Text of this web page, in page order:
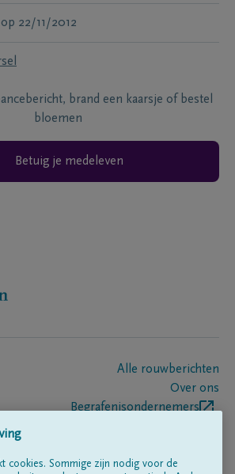
op 22/11/2012
brand een kaarsje of bestel
bloemen
Betuig je medeleven
Alle rouwberichten
Over ons
Begrafenisondernemers
cookies. Sommige zijn nodig voor de